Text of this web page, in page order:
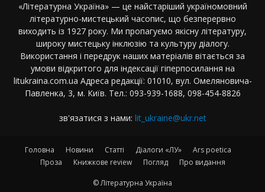
«Літературна Україна» — це найстаріший україномовний
літературно-мистецький часопис, що безперервно
виходить із 1927 року. Ми пропагуємо якісну літературу,
широку мистецьку інклюзію та культуру діалогу.
Використання і передрук наших матеріалів вітається за
умови відкритого для індексації гіперпосилання на
litukraina.com.ua Адреса редакції: 01010, вул. Омеляновича-
Павленка, 3, м. Київ. Тел.: 093-939-1688, 098-454-8826
зв'язатися з нами: lit_ukraine@ukr.net
Головна Новини Статті Діалоги «ЛУ»
Ars poetica
Проза
Книжкове review Погляд Про видання
© Літературна Україна